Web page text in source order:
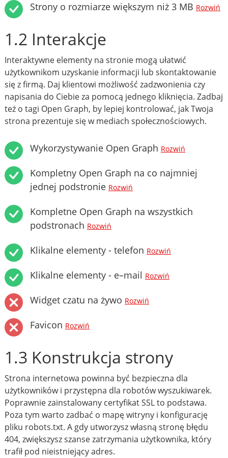
Strony o rozmiarze większym niż 3 MB Rozwiń
1.2 Interakcje
Interaktywne elementy na stronie mogą ułatwić
użytkownikom uzyskanie informacji lub skontaktowanie
się z firmą. Daj klientowi możliwość zadzwonienia czy
napisania do Ciebie za pomocą jednego kliknięcia. Zadbaj
też o tagi Open Graph, by lepiej kontrolować, jak Twoja
strona prezentuje się w mediach społecznościowych.
Wykorzystywanie Open Graph Rozwiń
Kompletny Open Graph na co najmniej
jednej podstronie Rozwiń
Kompletne Open Graph na wszystkich
podstronach Rozwiń
Klikalne elementy - telefon Rozwiń
Klikalne elementy - e–mail Rozwiń
Widget czatu na żywo Rozwiń
Favicon Rozwiń
1.3 Konstrukcja strony
Strona internetowa powinna być bezpieczna dla
użytkowników i przystępna dla robotów wyszukiwarek.
Poprawnie zainstalowany certyfikat SSL to podstawa.
Poza tym warto zadbać o mapę witryny i konfigurację
pliku robots.txt. A gdy utworzysz własną stronę błędu
404, zwiększysz szanse zatrzymania użytkownika, który
trafił pod nieistniejący adres.